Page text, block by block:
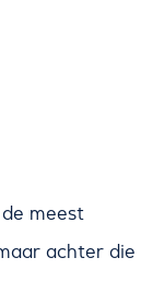
meest
achter die